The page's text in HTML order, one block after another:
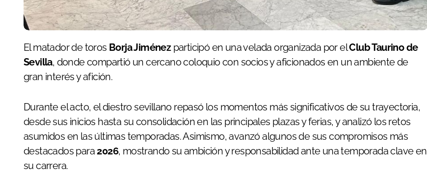
El matador de toros Borja Jiménez participó en una velada organizada por elClub Taurino de
Sevilla, donde compartió un cercano coloquio con socios y aficionados en un ambiente de
gran interés y afición.
Durante el acto, el diestro sevillano repasó los momentos más significativos de su trayectoria,
desde sus inicios hasta su consolidación en las principales plazas y ferias, y analizó los retos
asumidos en las últimas temporadas. Asimismo, avanzó algunos de sus compromisos más
destacados para 2026, mostrando su ambición y responsabilidad ante una temporada clave en
su carrera.